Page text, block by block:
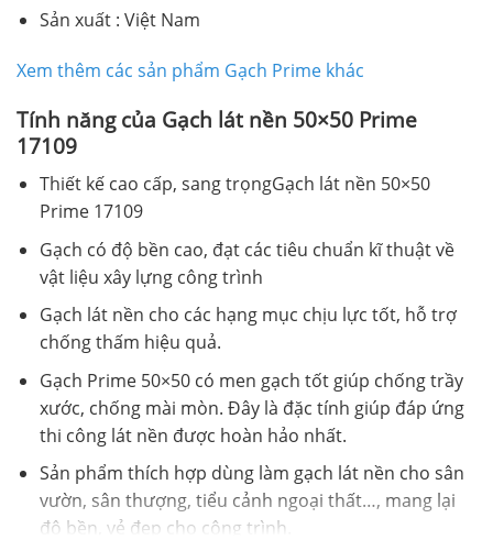
Sản xuất : Việt Nam
Xem thêm các sản phẩm Gạch Prime khác
Tính năng của Gạch lát nền 50×50 Prime
17109
Thiết kế cao cấp, sang trọngGạch lát nền 50×50
Prime 17109
Gạch có độ bền cao, đạt các tiêu chuẩn kĩ thuật về
vật liệu xây lựng công trình
Gạch lát nền cho các hạng mục chịu lực tốt, hỗ trợ
chống thấm hiệu quả.
Gạch Prime 50×50 có men gạch tốt giúp chống trầy
xước, chống mài mòn. Đây là đặc tính giúp đáp ứng
thi công lát nền được hoàn hảo nhất.
Sản phẩm thích hợp dùng làm gạch lát nền cho sân
vườn, sân thượng, tiểu cảnh ngoại thất…, mang lại
độ bền, vẻ đẹp cho công trình.